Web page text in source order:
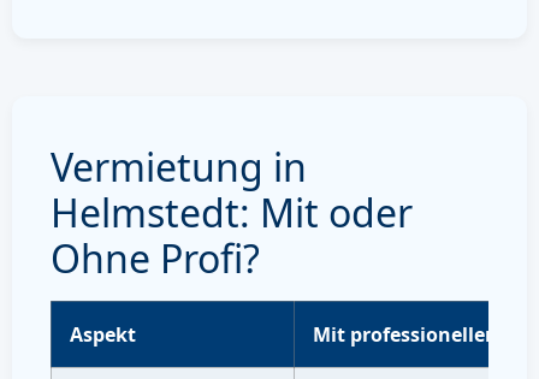
Vermietung in
Helmstedt: Mit oder
Ohne Profi?
Aspekt Mit professioneller